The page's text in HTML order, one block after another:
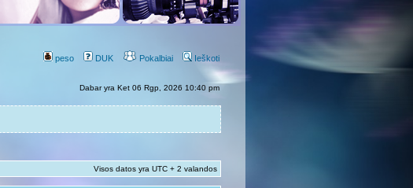
peso
DUK Pokalbiai Ieškoti
Dabar yra Ket 06 Rgp, 2026 10:40 pm
Visos datos yra UTC + 2 valandos